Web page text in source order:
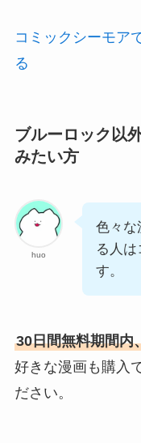
コミックシーモア
る
ブルーロック以
みたい方
huo
色々な
る人は
す。
30日間無料期間内
好きな漫画も購入
ださい。